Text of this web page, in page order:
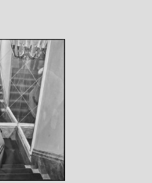
di Giorgio De